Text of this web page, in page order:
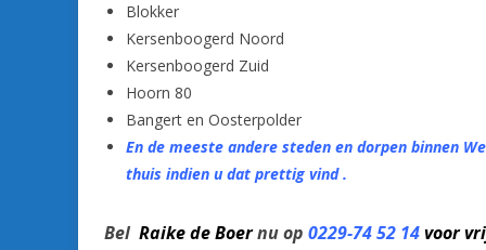
Blokker
Kersenboogerd Noord
Kersenboogerd Zuid
Hoorn 80
Bangert en Oosterpolder
En de meeste andere steden en dorpen binnen
thuis indien u dat prettig vind .
Bel Raike de Boernu op 0229-74 52 14voor